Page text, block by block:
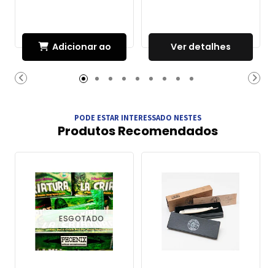
Adicionar ao
Carrinho
Ver detalhes
PODE ESTAR INTERESSADO NESTES
Produtos Recomendados
ESGOTADO